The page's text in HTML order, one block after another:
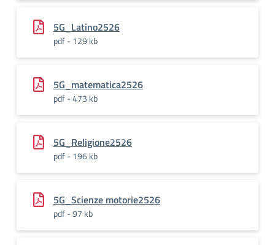
5G_Latino2526
pdf - 129 kb
5G_matematica2526
pdf - 473 kb
5G_Religione2526
pdf - 196 kb
5G_Scienze motorie2526
pdf - 97 kb